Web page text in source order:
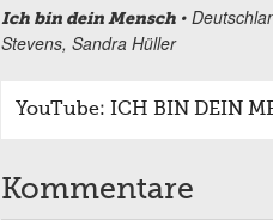
Ich bin dein Mensch•
Stevens, Sandra Hüller
YouTube: ICH BIN DEIN
Kommentare